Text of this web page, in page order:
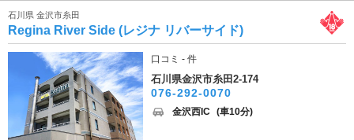
石川県 金沢市糸田
Regina River Side (レジナ リバーサイド)
口コミ - 件
石川県金沢市糸田2-174
076-292-0070
金沢西IC (車10分)